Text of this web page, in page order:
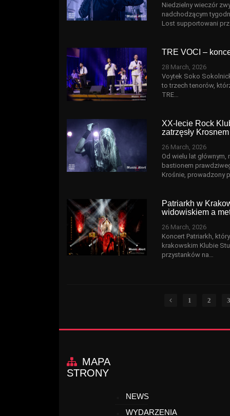
Niedzielny wieczór
nadchodzącym
Lost supportowani
TRE VOCI –
28 March, 2026
Voytek Soko
to trzech tenorów,
TRE…
XX-lecie Rock
zatrzęsły Krosnem
26 March, 2026
Od wielu lat
bastionem
Krośnie, prowadzony
Patriarkh w
widowiskiem a
26 March, 2026
Koncert Patriarkh,
krakowskim Klubie
przystanków na…
1 2
MAPA
STRONY
NEWS
WYDARZENIA